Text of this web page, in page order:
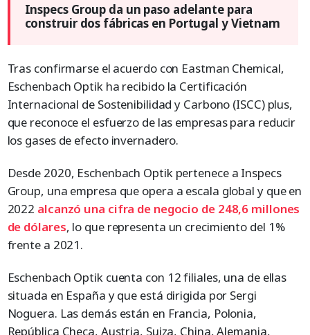
Inspecs Group da un paso adelante para
construir dos fábricas en Portugal y Vietnam
Tras confirmarse el acuerdo con Eastman Chemical,
Eschenbach Optik ha recibido la Certificación
Internacional de Sostenibilidad y Carbono (ISCC) plus,
que reconoce el esfuerzo de las empresas para reducir
los gases de efecto invernadero.
Desde 2020, Eschenbach Optik pertenece a Inspecs
Group, una empresa que opera a escala global y que en
2022 alcanzó una cifra de negocio de 248,6 millones
de dólares, lo que representa un crecimiento del 1%
frente a 2021.
Eschenbach Optik cuenta con 12 filiales, una de ellas
situada en España y que está dirigida por Sergi
Noguera. Las demás están en Francia, Polonia,
República Checa, Austria, Suiza, China, Alemania,